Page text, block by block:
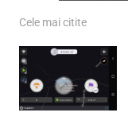
Cele mai citite